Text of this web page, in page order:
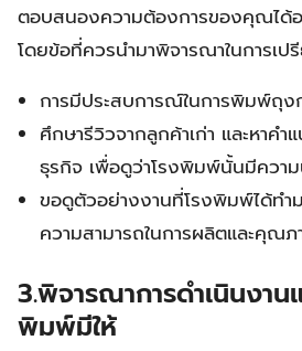
ตอบสนองความต้องการของคุณได้
โดยข้อที่ควรนำมาพิจารณาในการเ
การมีประสบการณ์ในการพิมพ์ถุง
ศึกษารีวิวจากลูกค้าเก่า และหาคำ
ธุรกิจ เพื่อดูว่าโรงพิมพ์นั้นมีความ
ขอดูตัวอย่างงานที่โรงพิมพ์ได้ทำ
ความสามารถในการผลิตและคุณ
3.พิจารณาการดำเนินงาน
พิมพ์มีให้